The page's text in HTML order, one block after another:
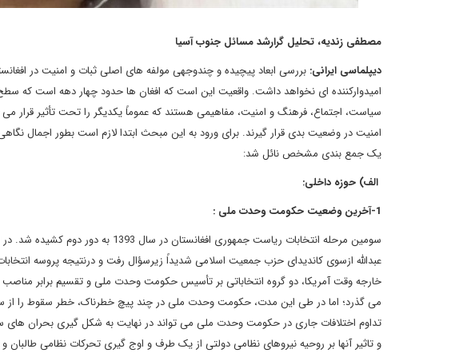
مصطفی زندیه، تحلیل گرارشد مسائل جنوب آسیا
دیپلماسی ایرانی: بررسی ابعاد پیچیده و چندوجهی مولفه های اصلی ثبات و امنیت در
امیدوارکننده ای نخواهد داشت. واقعیت این است که افغان ها حدود چهار دهه است که سطح
سیاست، اجتماع، فرهنگ و امنیت، مفاهیمی هستند که عموماً یکدیگر را تحت تأثیر
امنیت در وضعیت بدی قرار گیرند. برای ورود به این مبحث ابتدا لازم است بطور اجمال
یک جمع بندی مشخص نائل شد:
الف) حوزه داخلی:
1-آخرین وضعیت حکومت وحدت ملی :
سومین مرحله انتخابات ریاست جمهوری
عبدالله ازسوی کاندیدای حزب جمعیت اسلامی شدیداً زیرسؤال رفت و درنتیجه پروسه
خارجه وقت آمریکا، دو گروه انتخاباتی بر تأسیس حکومت وحدت ملی و تقسیم برابر
می گذرد؛ اما در طی این مدت، حکومت وحدت ملی در چند پیچ خطرناک، خطر سقوط را از
تداوم اختلافات جاری در حکومت وحدت ملی می تواند در نهایت به شکل گیری بحران های
و تاثیر آنها بر روحیه نیروهای نظامی دولتی از یک طرف و اوج گیری تحرکات نظامی